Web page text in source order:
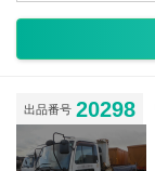
出品番号 20298